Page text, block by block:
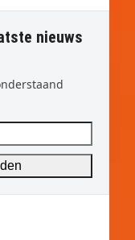
nieuws